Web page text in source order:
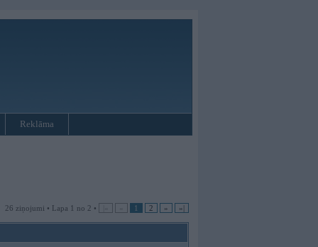
Reklāma
26 ziņojumi • Lapa 1 no 2 • |« « 1 2 » »|